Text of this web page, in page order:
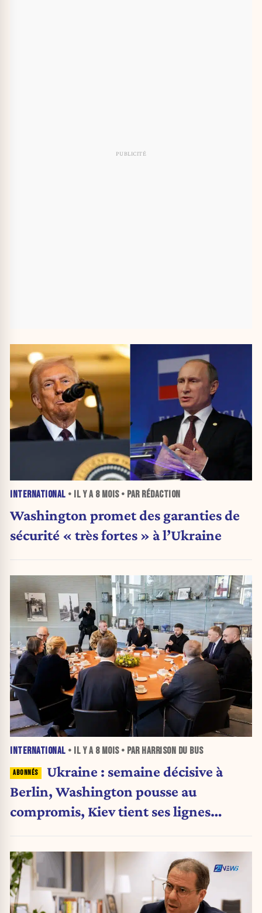
INTERNATIONAL • IL Y A 8 MOIS• PAR RÉDACTION
Washington promet des garanties de
sécurité « très fortes » à l’Ukraine
INTERNATIONAL • IL Y A 8 MOIS• PAR HARRISON DU BUS
Ukraine : semaine décisive à
Berlin, Washington pousse au
compromis, Kiev tient ses lignes